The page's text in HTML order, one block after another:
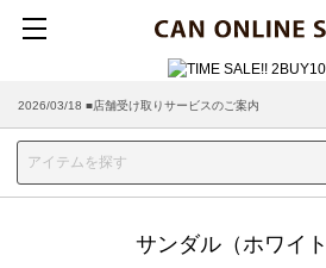
2026/03/18 ■店舗受け取りサービスのご案内
サンダル（ホワイト